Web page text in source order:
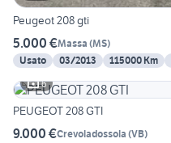
Peugeot 208 gti
5.000 €Massa (MS)
Usato
03/2013 115000 Km
6
PEUGEOT 208 GTI
9.000 €Crevoladossola (VB)